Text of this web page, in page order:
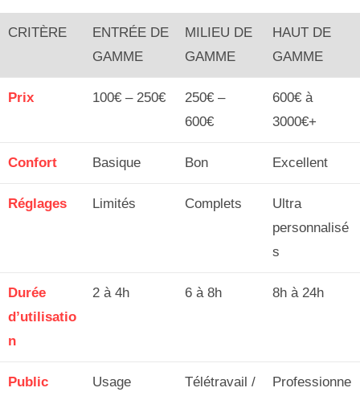
CRITÈRE
ENTRÉE DE
GAMME
MILIEU DE
GAMME
HAUT DE
GAMME
Prix 100€ – 250€
250€ –
600€
600€ à
3000€+
Confort Basique Bon Excellent
Réglages Limités Complets
Ultra
personnalisé
s
Durée
d’utilisatio
n
2 à 4h 6 à 8h 8h à 24h
Public Usage Télétravail / Professionne